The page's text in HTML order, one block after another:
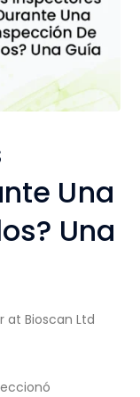
Una
Una
at Bioscan Ltd